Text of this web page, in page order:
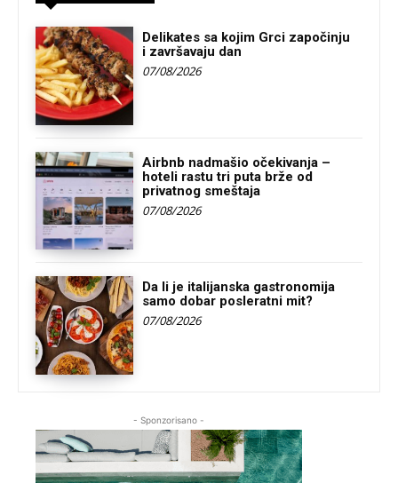
Delikates sa kojim Grci započinju
i završavaju dan
07/08/2026
Airbnb nadmašio očekivanja –
hoteli rastu tri puta brže od
privatnog smeštaja
07/08/2026
Da li je italijanska gastronomija
samo dobar posleratni mit?
07/08/2026
- Sponzorisano -